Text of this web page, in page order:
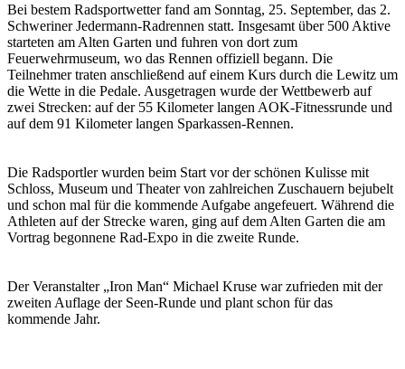
Bei bestem Radsportwetter fand am Sonntag, 25. September, das 2.
Schweriner Jedermann-Radrennen statt. Insgesamt über 500 Aktive
starteten am Alten Garten und fuhren von dort zum
Feuerwehrmuseum, wo das Rennen offiziell begann. Die
Teilnehmer traten anschließend auf einem Kurs durch die Lewitz um
die Wette in die Pedale. Ausgetragen wurde der Wettbewerb auf
zwei Strecken: auf der 55 Kilometer langen AOK-Fitnessrunde und
auf dem 91 Kilometer langen Sparkassen-Rennen.
Die Radsportler wurden beim Start vor der schönen Kulisse mit
Schloss, Museum und Theater von zahlreichen Zuschauern bejubelt
und schon mal für die kommende Aufgabe angefeuert. Während die
Athleten auf der Strecke waren, ging auf dem Alten Garten die am
Vortrag begonnene Rad-Expo in die zweite Runde.
Der Veranstalter „Iron Man“ Michael Kruse war zufrieden mit der
zweiten Auflage der Seen-Runde und plant schon für das
kommende Jahr.